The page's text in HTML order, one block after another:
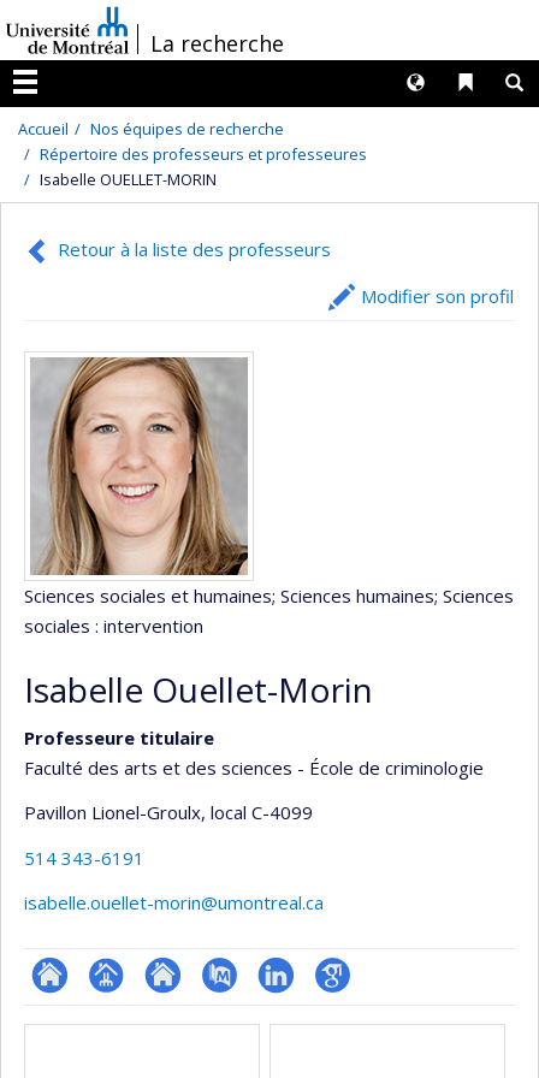
au
contenu
/La recherche
Menu
Liens
Langues
Accueil
Nos équipes de recherche
Répertoire des professeurs et professeures
Isabelle OUELLET-MORIN
Retour à la liste des professeurs
Modifier son profil
Sciences sociales et humaines; Sciences humaines; Sciences
sociales : intervention
Isabelle Ouellet-Morin
Professeure titulaire
Faculté des arts et des sciences - École de criminologie
Pavillon Lionel-Groulx, local C-4099
514 343-6191
isabelle.ouellet-morin@umontreal.ca
ResearchGate
Page Site
PubMedLinkedInGoogle
Médias